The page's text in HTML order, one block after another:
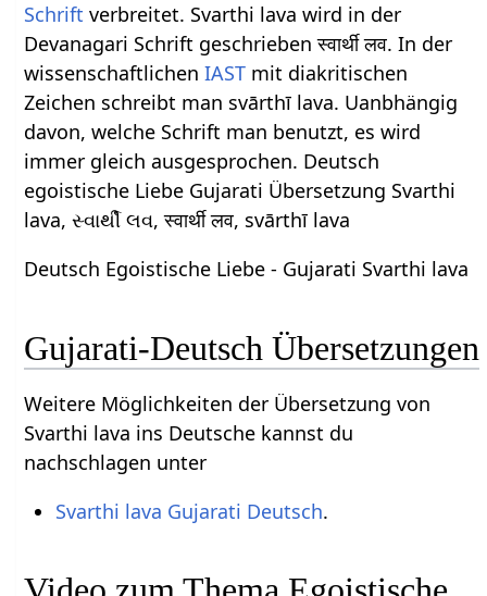
Schrift verbreitet. Svarthi lava wird in der
Devanagari Schrift geschrieben स्वार्थी लव. In der
wissenschaftlichenIAST mit diakritischen
Zeichen schreibt man svārthī lava. Uanbhängig
davon, welche Schrift man benutzt, es wird
immer gleich ausgesprochen. Deutsch
egoistische Liebe Gujarati Übersetzung Svarthi
lava, સ્વાર્થી લવ, स्वार्थी लव, svārthī lava
Deutsch Egoistische Liebe - Gujarati Svarthi lava
Gujarati-Deutsch Übersetzungen
Weitere Möglichkeiten der Übersetzung von
Svarthi lava ins Deutsche kannst du
nachschlagen unter
Svarthi lava Gujarati Deutsch.